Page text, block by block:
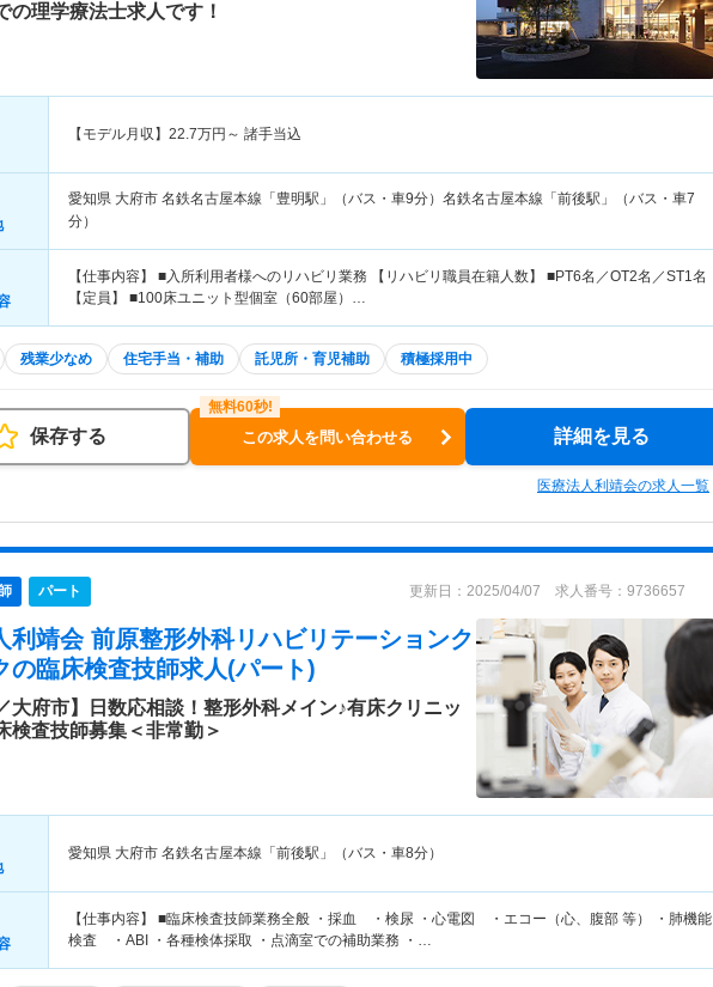
の理学療法士求人です！
【モデル月収】 22.7万円～ 諸手当込
愛知県 大府市 名鉄名古屋本線「豊明駅」（バス・車9分）名鉄名古屋本線「前後駅」（バス・車7
分）
【仕事内容】 ■入所利用者様へのリハビリ業務 【リハビリ職員在籍人数】 ■PT6名／OT2名／ST1名
【定員】 ■100床ユニット型個室（60部屋）…
残業少なめ 住宅手当・補助 託児所・育児補助 積極採用中
保存する この求人を問い合わせる 詳細を見る
医療法人利靖会の求人一覧
パート 更新日：2025/04/07 求人番号：9736657
利靖会 前原整形外科リハビリテーションク
の臨床検査技師求人(パート)
大府市】日数応相談！整形外科メイン♪有床クリニッ
検査技師募集＜非常勤＞
愛知県 大府市 名鉄名古屋本線「前後駅」（バス・車8分）
【仕事内容】 ■臨床検査技師業務全般 ・採血 ・検尿 ・心電図 ・エコー（心、腹部 等） ・肺機能
検査 ・ABI ・各種検体採取 ・点滴室での補助業務 ・…